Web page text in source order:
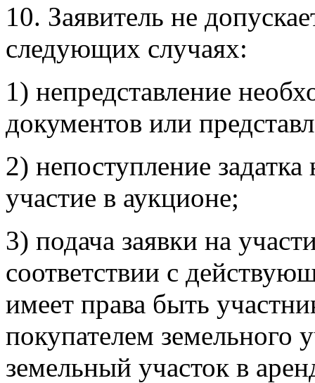
10. Заявитель не
следующих случаях:
1) непредставление
документов или
2) непоступление
участие в аукционе;
3) подача заявки на
соответствии с
имеет права быть
покупателем земельного
земельный участок в